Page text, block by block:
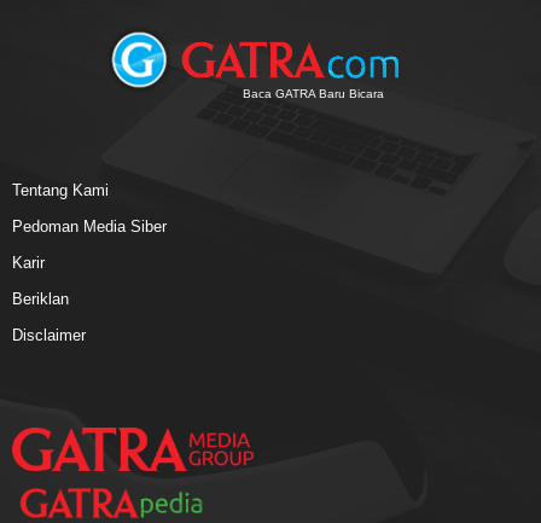
Baca GATRA Baru Bicara
Tentang Kami
Pedoman Media Siber
Karir
Beriklan
Disclaimer